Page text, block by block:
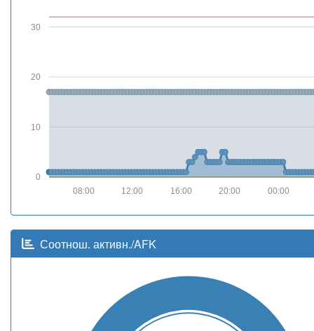
0
10
20
30
00:00
20:00
16:00
12:00
08:00
Соотнош. активн./AFK